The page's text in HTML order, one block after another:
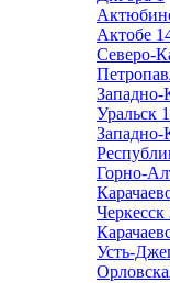
Актобе
Северо-
Западно-
Уральск
Западно-
Горно-
Черкесск
Усть-